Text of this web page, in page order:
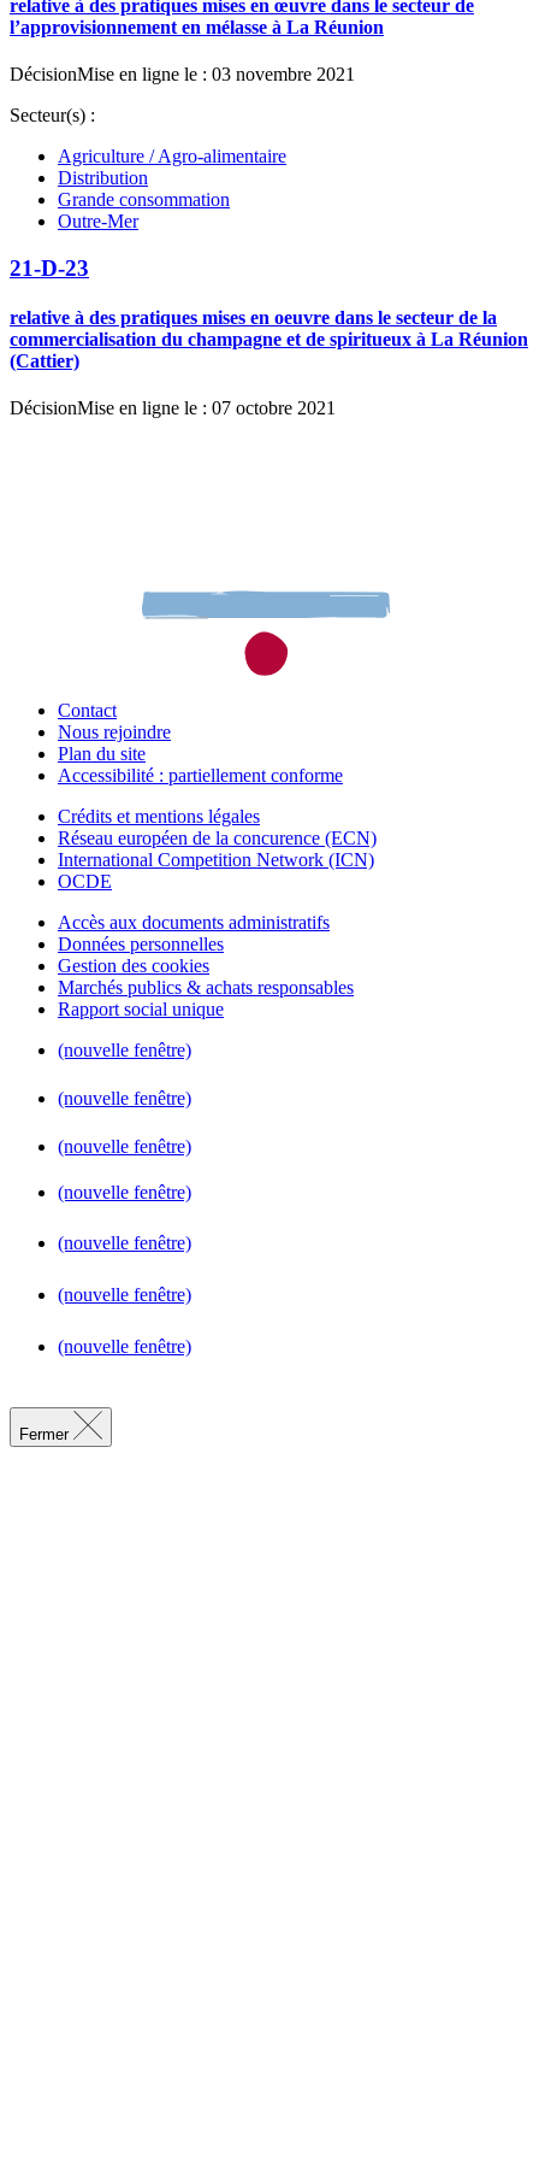
relative à des pratiques mises en œuvre dans le secteur de
l’approvisionnement en mélasse à La Réunion
DécisionMise en ligne le : 03 novembre 2021
Secteur(s) :
Agriculture / Agro-alimentaire
Distribution
Grande consommation
Outre-Mer
21-D-23
relative à des pratiques mises en oeuvre dans le secteur de la
commercialisation du champagne et de spiritueux à La Réunion
(Cattier)
DécisionMise en ligne le : 07 octobre 2021
Contact
Nous rejoindre
Plan du site
Accessibilité : partiellement conforme
Crédits et mentions légales
Réseau européen de la concurence (ECN)
International Competition Network (ICN)
OCDE
Accès aux documents administratifs
Données personnelles
Gestion des cookies
Marchés publics & achats responsables
Rapport social unique
(nouvelle fenêtre)
(nouvelle fenêtre)
(nouvelle fenêtre)
(nouvelle fenêtre)
(nouvelle fenêtre)
(nouvelle fenêtre)
(nouvelle fenêtre)
Fermer